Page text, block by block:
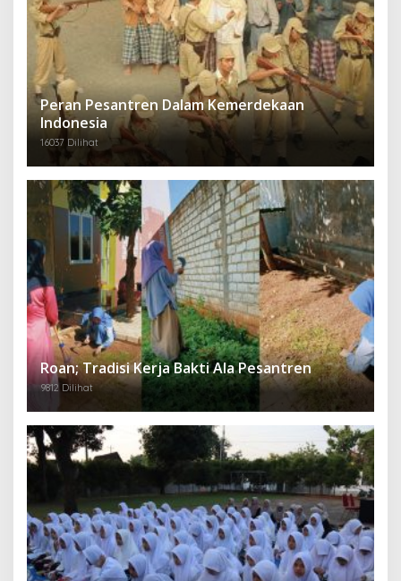
Peran Pesantren Dalam Kemerdekaan
Indonesia
16037 Dilihat
Roan; Tradisi Kerja Bakti Ala Pesantren
9812 Dilihat